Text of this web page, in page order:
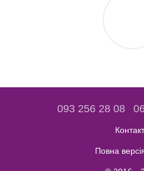
093 256 28 08
Повна